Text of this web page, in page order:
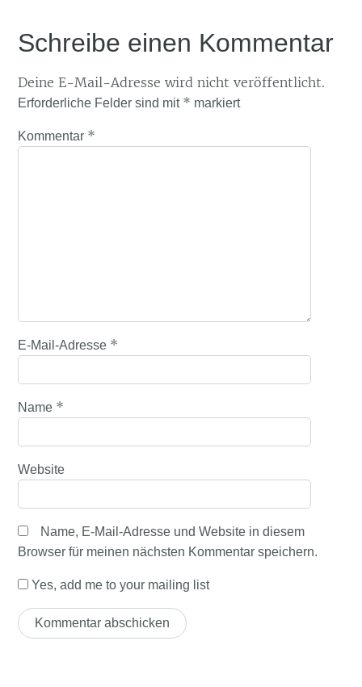
Schreibe einen Kommentar
Deine E-Mail-Adresse wird nicht veröffentlicht.
Erforderliche Felder sind mit * markiert
Kommentar *
E-Mail-Adresse *
Name *
Website
Name, E-Mail-Adresse und Website in diesem
Browser für meinen nächsten Kommentar speichern.
Yes, add me to your mailing list